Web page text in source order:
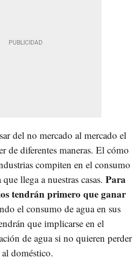
del no mercado al mercado el
de diferentes maneras. El cómo
compiten en el consumo
llega a nuestras casas. Para
tendrán primero que ganar
el consumo de agua en sus
que implicarse en el
de agua si no quieren perder
doméstico.